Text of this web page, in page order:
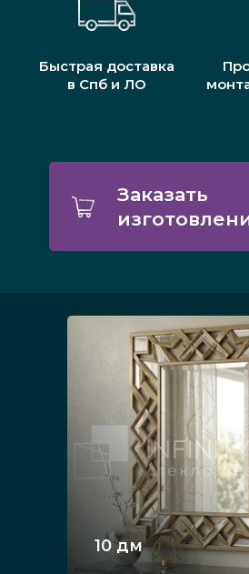
Быстрая доставка
в Спб и ЛО
Заказать
10 дм